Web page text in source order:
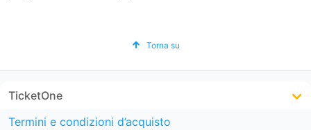
Torna su
TicketOne
Termini e condizioni d’acquisto